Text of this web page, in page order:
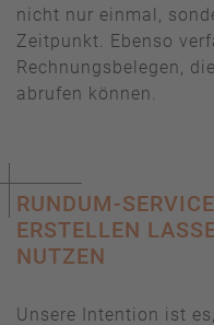
nicht nur einmal,
Zeitpunkt. Ebenso
Rechnungsbelegen,
abrufen können.
RUNDUM-
ERSTELLEN
NUTZEN
Unsere Intention ist